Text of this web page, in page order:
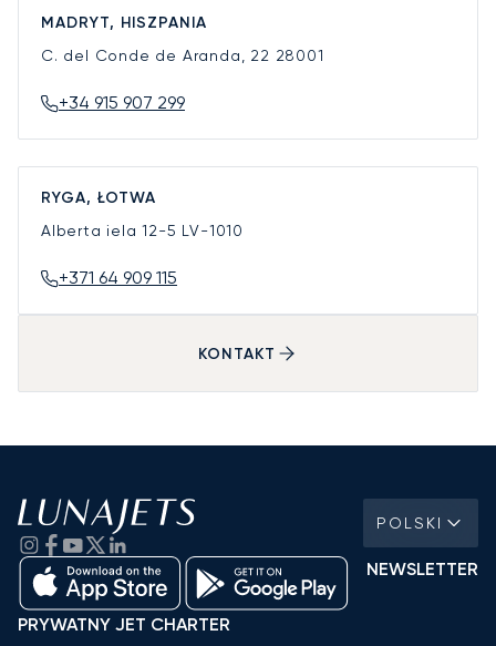
MADRYT, HISZPANIA
C. del Conde de Aranda, 22 28001
+34 915 907 299
RYGA, ŁOTWA
Alberta iela 12-5 LV-1010
+371 64 909 115
KONTAKT
POLSKI
NEWSLETTER
PRYWATNY JET CHARTER